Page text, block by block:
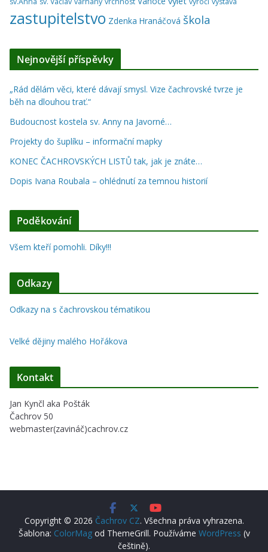
zastupitelstvo Zdenka Hranáčová škola
Nejnovější příspěvky
„Rád dělám věci, které dávají smysl. Vize čachrovské tvrze je
běh na dlouhou trať.“
Budoucnost kostela sv. Anny na Javorné…
Projekty do šuplíku – informační mapky
KONEC ČACHROVSKÝCH LISTŮ tak, jak je znáte…
Dopis Ivana Roubala – ohlédnutí za temnou historií
Poděkování
Všem kteří pomohli. Díky!!!
Odkazy
Odkazy na s čachrovskou tématikou
Velké dějiny malého Hořákova
Kontakt
Jan Kynčl aka Pošták
Čachrov 50
webmaster(zavináč)cachrov.cz
Copyright © 2026 Čachrov CZ. Všechna práva vyhrazena.
Šablona: ColorMagod ThemeGrill. Používáme WordPress (v
češtině).